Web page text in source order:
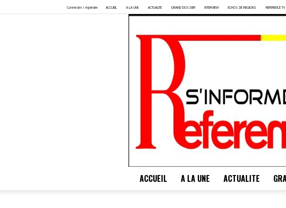
Connecter / rejoindre ACCUEIL A LA UNE ACTUALITE GRAND DOSSIER INTERVIEW ECHOS DE REGIONS REFERENCE TV
ACCUEIL A LA UNE ACTUALITE